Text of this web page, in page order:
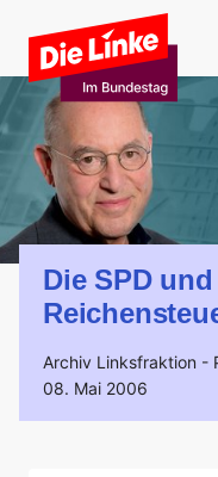
Zum Hauptinhalt springen
Die SPD
Archiv Linksfraktion -
08. Mai 2006